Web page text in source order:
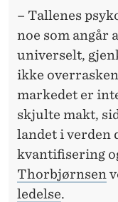
– Tallenes
noe som angår
universelt,
ikke
markedet er
skjulte makt,
landet i verden
kvantifisering
Thorbjørnsen
ledelse.